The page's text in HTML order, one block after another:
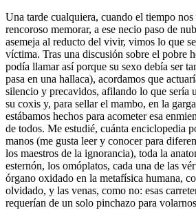
Una tarde cualquiera, cuando el tiempo
rencoroso memorar, a ese necio paso de
asemeja al reducto del vivir, vimos lo que
víctima. Tras una discusión sobre el pobre
podía llamar así porque su sexo debía ser
pasa en una hallaca), acordamos que
silencio y precavidos, afilando lo que sería
su coxis y, para sellar el mambo, en la
estábamos hechos para acometer esa
de todos. Me estudié, cuánta enciclopedia
manos (me gusta leer y conocer para
los maestros de la ignorancia), toda la
esternón, los omóplatos, cada una de las
órgano oxidado en la metafísica humana,
olvidado, y las venas, como no: esas
requerían de un solo pinchazo para